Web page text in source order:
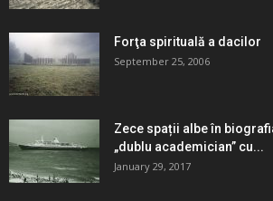
Forţa spirituală a dacilor
September 25, 2006
Zece spații albe în
„dublu academician” cu...
January 29, 2017